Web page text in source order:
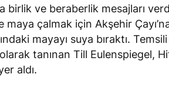
birlik ve beraberlik mesajları
maya çalmak için Akşehir
mayayı suya bıraktı.
tanınan Till Eulenspiegel,
aldı.